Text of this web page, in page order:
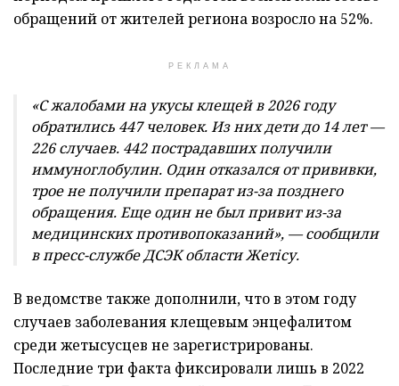
обращений от жителей региона возросло на 52%.
РЕКЛАМА
«С жалобами на укусы клещей в 2026 году
обратились 447 человек. Из них дети до 14 лет —
226 случаев. 442 пострадавших получили
иммуноглобулин. Один отказался от прививки,
трое не получили препарат из-за позднего
обращения. Еще один не был привит из-за
медицинских противопоказаний», — сообщили
в пресс-службе ДСЭКобласти Жетісу.
В ведомстве также дополнили, что в этом году
случаев заболевания клещевым энцефалитом
среди жетысусцев не зарегистрированы.
Последние три факта фиксировали лишь в 2022